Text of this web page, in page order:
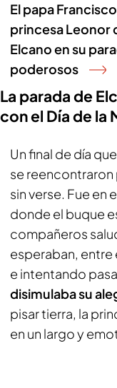
El papa
princesa Leonor
Elcano en su
poderosos
La parada de
con el Día de la
Un final de día
se reencontraron
sin verse. Fue en
donde el buque
compañeros
esperaban, entre
e intentando
disimulaba su
pisar tierra, la
en un largo y